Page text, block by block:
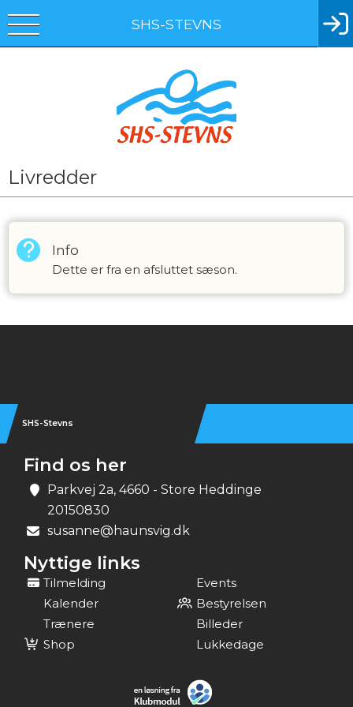
SHS-STEVNS
Livredder
Info
Dette er fra en afsluttet sæson.
SHS-Stevns
Find os her
Parkvej 2a, 4660 - Store Heddinge
20150830
susanne@haunsvig.dk
Nyttige links
Tilmelding
Events
Kalender
Bestyrelsen
Trænere
Billeder
Shop
Lukkedage